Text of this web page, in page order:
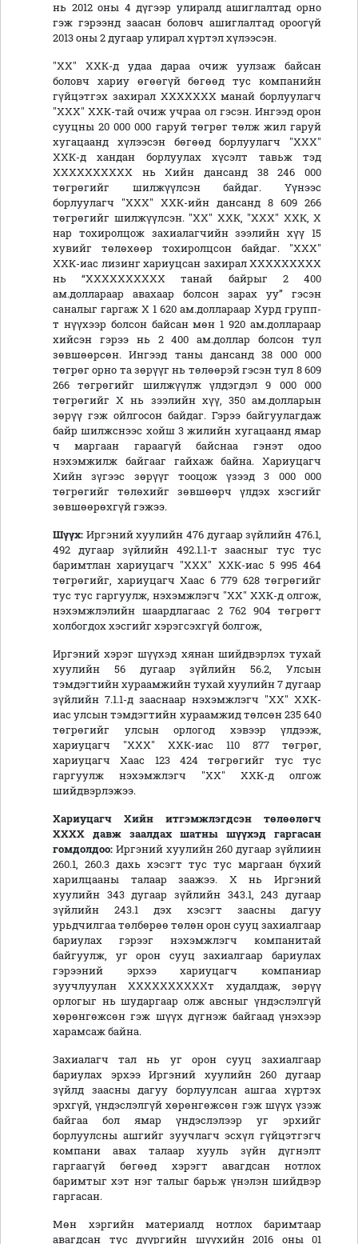
нь 2012 оны 4 дүгээр улиралд ашиглалтад орно
гэж гэрээнд заасан боловч ашиглалтад ороогүй
2013 оны 2 дугаар улирал хүртэл хүлээсэн.
"ХХ" ХХК-д удаа дараа очиж уулзаж байсан
боловч хариу өгөөгүй бөгөөд тус компанийн
гүйцэтгэх захирал ХХХХХХХ манай борлуулагч
"ХХХ" ХХК-тай очиж учраа ол гэсэн. Ингээд орон
сууцны 20 000 000 гаруй төгрөг төлж жил гаруй
хугацаанд хүлээсэн бөгөөд борлуулагч "ХХХ"
ХХК-д хандан борлуулах хүсэлт тавьж тэд
ХХХХХХХХХХ нь Хийн дансанд 38 246 000
төгрөгийг шилжүүлсэн байдаг. Үүнээс
борлуулагч "ХХХ" ХХК-ийн дансанд 8 609 266
төгрөгийг шилжүүлсэн. "ХХ" ХХК, "ХХХ" ХХК, Х
нар тохиролцож захиалагчийн зээлийн хүү 15
хувийг төлөхөөр тохиролцсон байдаг. "ХХХ"
ХХК-иас лизинг хариуцсан захирал ХХХХХХХХХ
нь “ХХХХХХХХХХ танай байрыг 2 400
ам.доллараар авахаар болсон зарах уу” гэсэн
саналыг гаргаж Х 1 620 ам.доллараар Хурд групп-
т нүүхээр болсон байсан мөн 1 920 ам.доллараар
хийсэн гэрээ нь 2 400 ам.доллар болсон тул
зөвшөөрсөн. Ингээд таны дансанд 38 000 000
төгрөг орно та зөрүүг нь төлөөрэй гэсэн тул 8 609
266 төгрөгийг шилжүүлж үлдэгдэл 9 000 000
төгрөгийг Х нь зээлийн хүү, 350 ам.долларын
зөрүү гэж ойлгосон байдаг. Гэрээ байгуулагдаж
байр шилжснээс хойш 3 жилийн хугацаанд ямар
ч маргаан гараагүй байснаа гэнэт одоо
нэхэмжилж байгааг гайхаж байна. Хариуцагч
Хийн зүгээс зөрүүг тооцож үзээд 3 000 000
төгрөгийг төлөхийг зөвшөөрч үлдэх хэсгийг
зөвшөөрөхгүй гэжээ.
Шүүх: Иргэний хуулийн 476 дугаар зүйлийн 476.1,
492 дугаар зүйлийн 492.1.1-т заасныг тус тус
баримтлан хариуцагч "ХХХ" ХХК-иас 5 995 464
төгрөгийг, хариуцагч Хаас 6 779 628 төгрөгийг
тус тус гаргуулж, нэхэмжлэгч "ХХ" ХХК-д олгож,
нэхэмжлэлийн шаардлагаас 2 762 904 төгрөгт
холбогдох хэсгийг хэрэгсэхгүй болгож,
Иргэний хэрэг шүүхэд хянан шийдвэрлэх тухай
хуулийн 56 дугаар зүйлийн 56.2, Улсын
тэмдэгтийн хураамжийн тухай хуулийн 7 дугаар
зүйлийн 7.1.1-д зааснаар нэхэмжлэгч "ХХ" ХХК-
иас улсын тэмдэгтийн хураамжид төлсөн 235 640
төгрөгийг улсын орлогод хэвээр үлдээж,
хариуцагч "ХХХ" ХХК-иас 110 877 төгрөг,
хариуцагч Хаас 123 424 төгрөгийг тус тус
гаргуулж нэхэмжлэгч "ХХ" ХХК-д олгож
шийдвэрлэжээ.
Хариуцагч Хийн итгэмжлэгдсэн төлөөлөгч
ХХХХ
давж заалдах шатны шүүхэд гаргасан
гомдолдоо: Иргэний хуулийн 260 дугаар зүйлиин
260.1, 260.3 дахь хэсэгт тус тус маргаан бүхий
харилцааны талаар заажээ. Х нь Иргэний
хуулийн 343 дугаар зүйлийн 343.1, 243 дугаар
зүйлийн 243.1 дэх хэсэгт заасны дагуу
урьдчилгаа төлбөрөө төлөн орон сууц захиалгаар
бариулах гэрээг нэхэмжлэгч компанитай
байгуулж, уг орон сууц захиалгаар бариулах
гэрээний эрхээ хариуцагч компаниар
зуучлуулан ХХХХХХХХХХт худалдаж, зөрүү
орлогыг нь шударгаар олж авсныг үндэслэлгүй
хөрөнгөжсөн гэж шүүх дүгнэж байгаад үнэхээр
харамсаж байна.
Захиалагч тал нь уг орон сууц захиалгаар
бариулах эрхээ Иргэний хуулийн 260 дугаар
зүйлд заасны дагуу борлуулсан ашгаа хүртэх
эрхгүй, үндэслэлгүй хөрөнгөжсөн гэж шүүх үзэж
байгаа бол ямар үндэслэлээр уг эрхийг
борлуулсны ашгийг зуучлагч эсхүл гүйцэтгэгч
компани авах талаар хууль зүйн дүгнэлт
гаргаагүй бөгөөд хэрэгт авагдсан нотлох
баримтыг хэт нэг талыг барьж үнэлэн шийдвэр
гаргасан.
Мөн хэргийн материалд нотлох баримтаар
авагдсан тус дүүргийн шүүхийн 2016 оны 01